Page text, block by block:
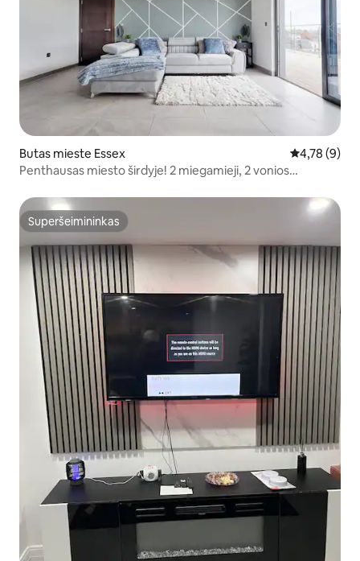
Butas mieste Essex Vidutinis
4,78 (9)
Penthausas miesto širdyje! 2 miegamieji, 2 vonios
Superšeimininkas
Superšeimininkas